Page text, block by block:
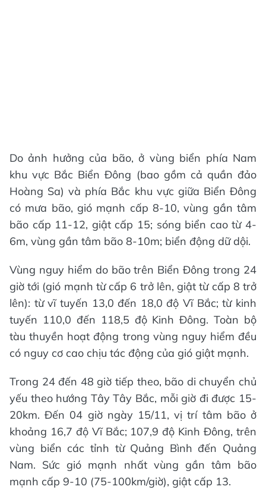
Do ảnh hưởng của bão, ở vùng biển phía Nam
khu vực Bắc Biển Đông (bao gồm cả quần đảo
Hoàng Sa) và phía Bắc khu vực giữa Biển Đông
có mưa bão, gió mạnh cấp 8-10, vùng gần tâm
bão cấp 11-12, giật cấp 15; sóng biển cao từ 4-
6m, vùng gần tâm bão 8-10m; biển động dữ dội.
Vùng nguy hiểm do bão trên Biển Đông trong 24
giờ tới (gió mạnh từ cấp 6 trở lên, giật từ cấp 8 trở
lên): từ vĩ tuyến 13,0 đến 18,0 độ Vĩ Bắc; từ kinh
tuyến 110,0 đến 118,5 độ Kinh Đông. Toàn bộ
tàu thuyền hoạt động trong vùng nguy hiểm đều
có nguy cơ cao chịu tác động của gió giật mạnh.
Trong 24 đến 48 giờ tiếp theo, bão di chuyển chủ
yếu theo hướng Tây Tây Bắc, mỗi giờ đi được 15-
20km. Đến 04 giờ ngày 15/11, vị trí tâm bão ở
khoảng 16,7 độ Vĩ Bắc; 107,9 độ Kinh Đông, trên
vùng biển các tỉnh từ Quảng Bình đến Quảng
Nam. Sức gió mạnh nhất vùng gần tâm bão
mạnh cấp 9-10 (75-100km/giờ), giật cấp 13.